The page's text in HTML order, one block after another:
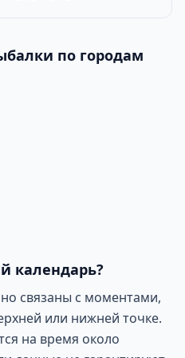
по городам
календарь?
связаны с моментами,
или нижней точке.
на время около